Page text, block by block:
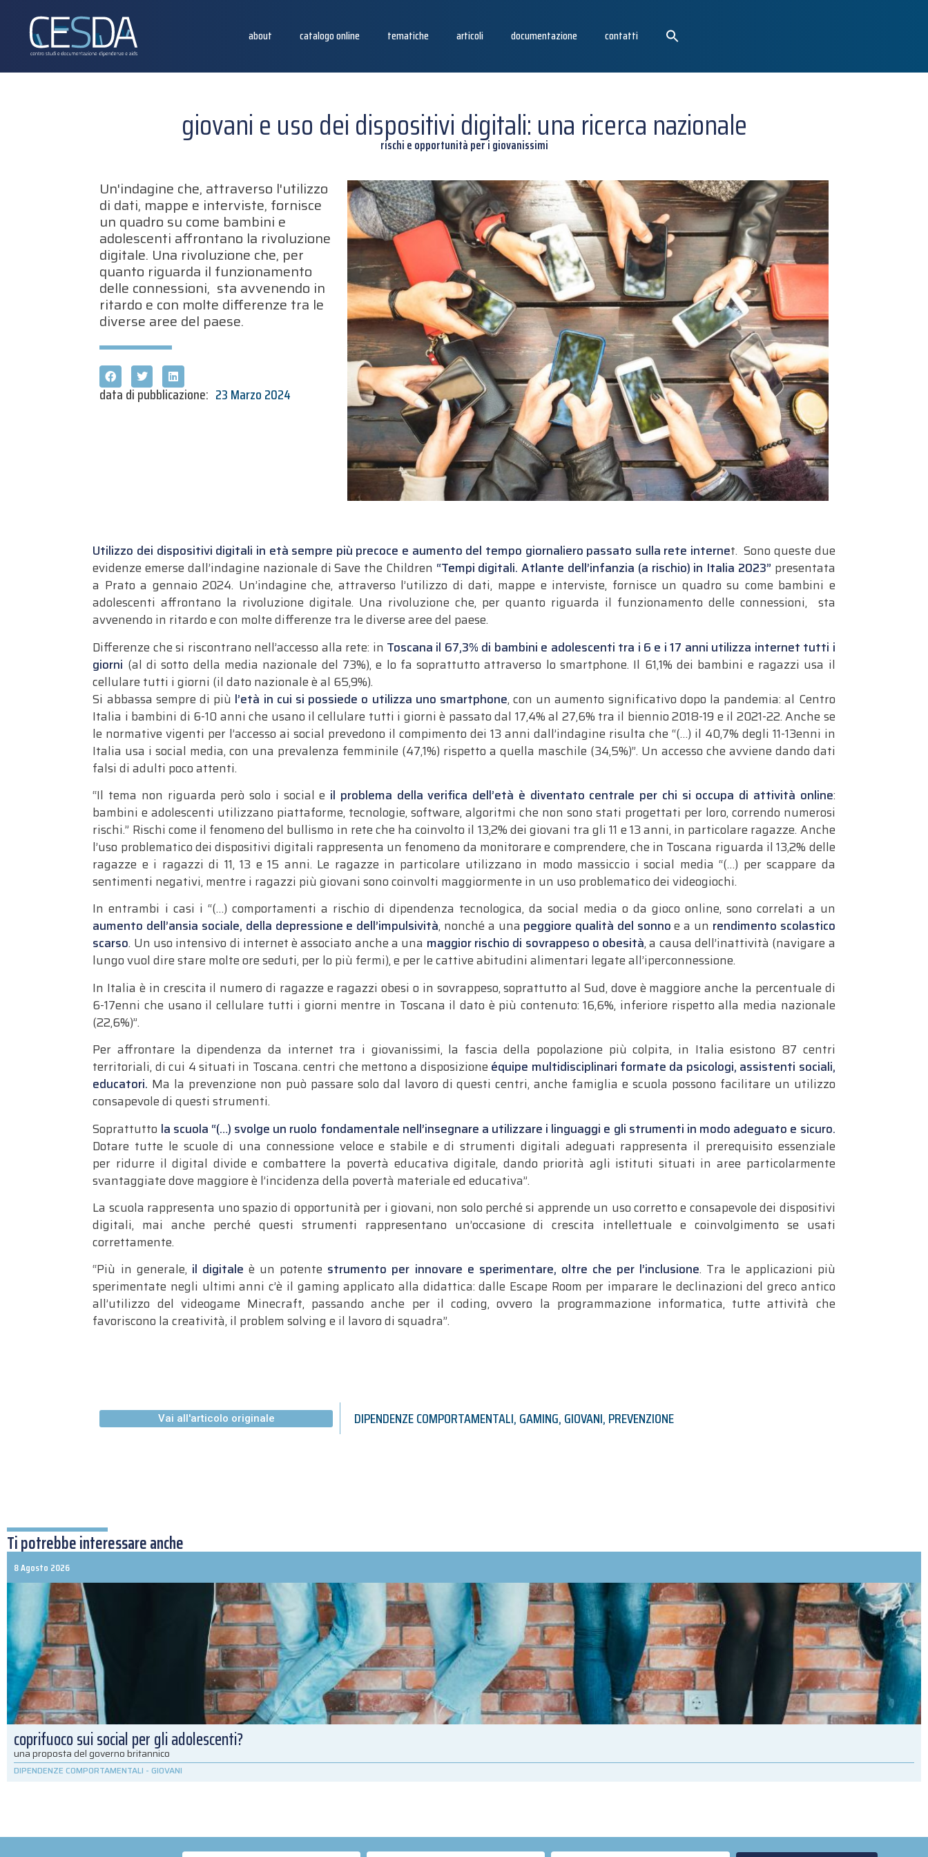
about catalogo online tematiche articoli documentazione contatti
giovani e uso dei dispositivi digitali: una ricerca nazionale
rischi e opportunità per i giovanissimi
Un'indagine che, attraverso l'utilizzo
di dati, mappe e interviste, fornisce
un quadro su come bambini e
adolescenti affrontano la rivoluzione
digitale. Una rivoluzione che, per
quanto riguarda il funzionamento
delle connessioni, sta avvenendo in
ritardo e con molte differenze tra le
diverse aree del paese.
data di pubblicazione: 23 Marzo 2024
Utilizzo dei dispositivi digitali in età sempre più precoce e aumento del tempo giornaliero passato sulla rete internet. Sono queste due
evidenze emerse dall’indagine nazionale di Save the Children “Tempi digitali. Atlante dell’infanzia (a rischio) in Italia 2023” presentata
a Prato a gennaio 2024. Un’indagine che, attraverso l’utilizzo di dati, mappe e interviste, fornisce un quadro su come bambini e
adolescenti affrontano la rivoluzione digitale. Una rivoluzione che, per quanto riguarda il funzionamento delle connessioni, sta
avvenendo in ritardo e con molte differenze tra le diverse aree del paese.
Differenze che si riscontrano nell’accesso alla rete: in Toscana il 67,3% di bambini e adolescenti tra i 6 e i 17 anni utilizza internet tutti i
giorni (al di sotto della media nazionale del 73%), e lo fa soprattutto attraverso lo smartphone. Il 61,1% dei bambini e ragazzi usa il
cellulare tutti i giorni (il dato nazionale è al 65,9%).
Si abbassa sempre di più l’età in cui si possiede o utilizza uno smartphone, con un aumento significativo dopo la pandemia: al Centro
Italia i bambini di 6­-10 anni che usano il cellulare tutti i giorni è passato dal 17,4% al 27,6% tra il biennio 2018­-19 e il 2021­-22. Anche se
le normative vigenti per l’accesso ai social prevedono il compimento dei 13 anni dall’indagine risulta che “(…) il 40,7% degli 11­-13enni in
Italia usa i social media, con una prevalenza femminile (47,1%) rispetto a quella maschile (34,5%)”. Un accesso che avviene dando dati
falsi di adulti poco attenti.
“Il tema non riguarda però solo i social e il problema della verifica dell’età è diventato centrale per chi si occupa di attività online:
bambini e adolescenti utilizzano piattaforme, tecnologie, software, algoritmi che non sono stati progettati per loro, correndo numerosi
rischi.” Rischi come il fenomeno del bullismo in rete che ha coinvolto il 13,2% dei giovani tra gli 11 e 13 anni, in particolare ragazze. Anche
l’uso problematico dei dispositivi digitali rappresenta un fenomeno da monitorare e comprendere, che in Toscana riguarda il 13,2% delle
ragazze e i ragazzi di 11, 13 e 15 anni. Le ragazze in particolare utilizzano in modo massiccio i social media “(…) per scappare da
sentimenti negativi, mentre i ragazzi più giovani sono coinvolti maggiormente in un uso problematico dei videogiochi.
In entrambi i casi i “(…) comportamenti a rischio di dipendenza tecnologica, da social media o da gioco online, sono correlati a un
aumento dell’ansia sociale, della depressione e dell’impulsività, nonché a una peggiore qualità del sonnoe a un rendimento scolastico
scarso. Un uso intensivo di internet è associato anche a una maggior rischio di sovrappeso o obesità, a causa dell’inattività (navigare a
lungo vuol dire stare molte ore seduti, per lo più fermi), e per le cattive abitudini alimentari legate all’iperconnessione.
In Italia è in crescita il numero di ragazze e ragazzi obesi o in sovrappeso, soprattutto al Sud, dove è maggiore anche la percentuale di
6-17enni che usano il cellulare tutti i giorni mentre in Toscana il dato è più contenuto: 16,6%, inferiore rispetto alla media nazionale
(22,6%)”.
Per affrontare la dipendenza da internet tra i giovanissimi, la fascia della popolazione più colpita, in Italia esistono 87 centri
territoriali, di cui 4 situati in Toscana. centri che mettono a disposizione équipe multidisciplinari formate da psicologi, assistenti sociali,
educatori. Ma la prevenzione non può passare solo dal lavoro di questi centri, anche famiglia e scuola possono facilitare un utilizzo
consapevole di questi strumenti.
Soprattutto la scuola “(…) svolge un ruolo fondamentale nell’insegnare a utilizzare i linguaggi e gli strumenti in modo adeguato e sicuro.
Dotare tutte le scuole di una connessione veloce e stabile e di strumenti digitali adeguati rappresenta il prerequisito essenziale
per ridurre il digital divide e combattere la povertà educativa digitale, dando priorità agli istituti situati in aree particolarmente
svantaggiate dove maggiore è l’incidenza della povertà materiale ed educativa”.
La scuola rappresenta uno spazio di opportunità per i giovani, non solo perché si apprende un uso corretto e consapevole dei dispositivi
digitali, mai anche perché questi strumenti rappresentano un’occasione di crescita intellettuale e coinvolgimento se usati
correttamente.
“Più in generale, il digitale è un potente strumento per innovare e sperimentare, oltre che per l’inclusione. Tra le applicazioni più
sperimentate negli ultimi anni c’è il gaming applicato alla didattica: dalle Escape Room per imparare le declinazioni del greco antico
all’utilizzo del videogame Minecraft, passando anche per il coding, ovvero la programmazione informatica, tutte attività che
favoriscono la creatività, il problem solving e il lavoro di squadra”.
Vai all'articolo originale DIPENDENZE COMPORTAMENTALI,GAMING,GIOVANI,PREVENZIONE
Ti potrebbe interessare anche
8 Agosto 2026
coprifuoco sui social per gli adolescenti?
una proposta del governo britannico
DIPENDENZE COMPORTAMENTALI - GIOVANI